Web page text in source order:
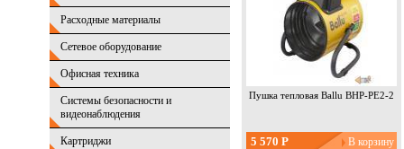
Расходные материалы
Сетевое оборудование
Офисная техника
Системы безопасности и
видеонаблюдения
Картриджи
Пушка тепловая Ballu BHP-PE2-2
5 570 Р